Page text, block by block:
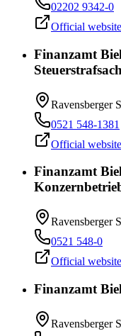
02202 9342-0
Official website
Finanzamt
Ravensberger
0521 548-1381
Official website
Finanzamt
Ravensberger
0521 548-0
Official website
Finanzamt
Ravensberger